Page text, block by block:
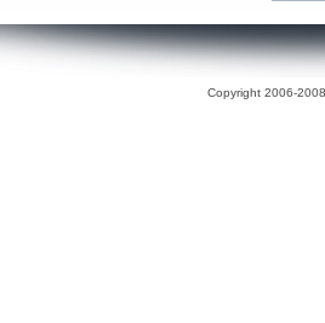
Copyright 2006-